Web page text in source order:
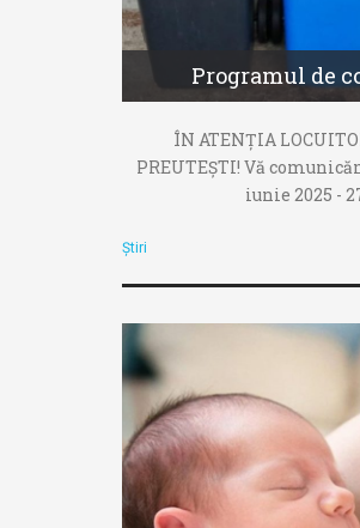
Programul de
ÎN ATENȚIA
PREUTEȘTI! Vă
iunie 2025 -
Știri